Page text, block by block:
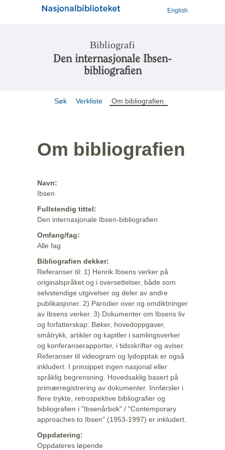
English
Bibliografi
Den internasjonale Ibsen-
bibliografien
Søk Verkliste Om bibliografien
Om bibliografien
Navn:
Ibsen
Fullstendig tittel:
Den internasjonale Ibsen-bibliografien
Omfang/fag:
Alle fag
Bibliografien dekker:
Referanser til: 1) Henrik Ibsens verker på
originalspråket og i oversettelser, både som
selvstendige utgivelser og deler av andre
publikasjoner. 2) Parodier over og omdiktninger
av Ibsens verker. 3) Dokumenter om Ibsens liv
og forfatterskap: Bøker, hovedoppgaver,
småtrykk, artikler og kapitler i samlingsverker
og konferanserapporter, i tidsskrifter og aviser.
Referanser til videogram og lydopptak er også
inkludert. I prinsippet ingen nasjonal eller
språklig begrensning. Hovedsaklig basert på
primærregistrering av dokumenter. Innførsler i
flere trykte, retrospektive bibliografier og
bibliografien i "Ibsenårbok" / "Contemporary
approaches to Ibsen" (1953-1997) er inkludert.
Oppdatering:
Oppdateres løpende